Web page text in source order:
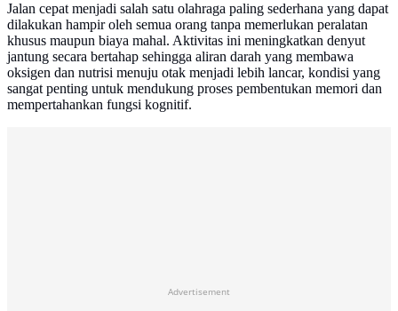
Jalan cepat menjadi salah satu olahraga paling sederhana yang dapat
dilakukan hampir oleh semua orang tanpa memerlukan peralatan
khusus maupun biaya mahal. Aktivitas ini meningkatkan denyut
jantung secara bertahap sehingga aliran darah yang membawa
oksigen dan nutrisi menuju otak menjadi lebih lancar, kondisi yang
sangat penting untuk mendukung proses pembentukan memori dan
mempertahankan fungsi kognitif.
Advertisement